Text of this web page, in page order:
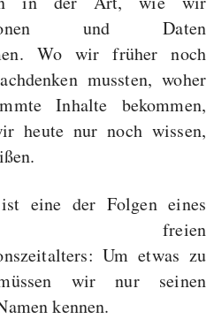
und Daten
Wo wir früher noch
mussten, woher
Inhalte bekommen,
heute nur noch wissen,
eine der Folgen eines
freien
Um etwas zu
wir nur seinen
kennen.
gefährliche Drogen
Gensklaven
Freenet /
forgotten
Ae Rn (Neo
Zuletzt angezeigt: